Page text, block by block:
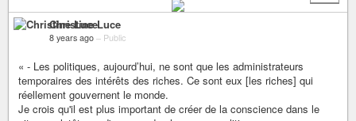
Christine Luce
8 years ago – Public
« - Les politiques, aujourd’hui, ne sont que les administrateurs
temporaires des intérêts des riches. Ce sont eux [les riches] qui
réellement gouvernent le monde.
Je crois qu'il est plus important de créer de la conscience dans le